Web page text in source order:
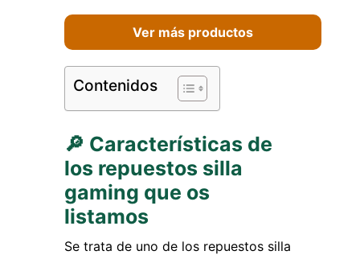
Ver más productos
Contenidos
🔎 Características de
los repuestos silla
gaming que os
listamos
Se trata de uno de los repuestos silla